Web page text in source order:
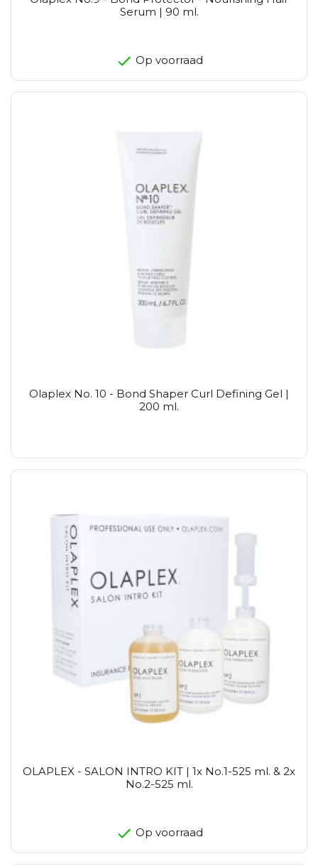
Serum | 90 ml.
Op voorraad
Olaplex No. 10 - Bond Shaper Curl Defining Gel |
200 ml.
OLAPLEX - SALON INTRO KIT | 1x No.1-525 ml. & 2x
No.2-525 ml.
Op voorraad